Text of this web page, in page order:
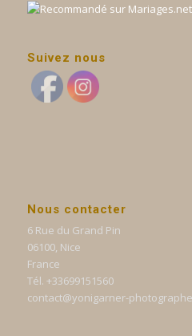
Suivez nous
Nous contacter
6 Rue du Grand Pin
06100, Nice
France
Tél. +33699151560
contact@yonigarner-